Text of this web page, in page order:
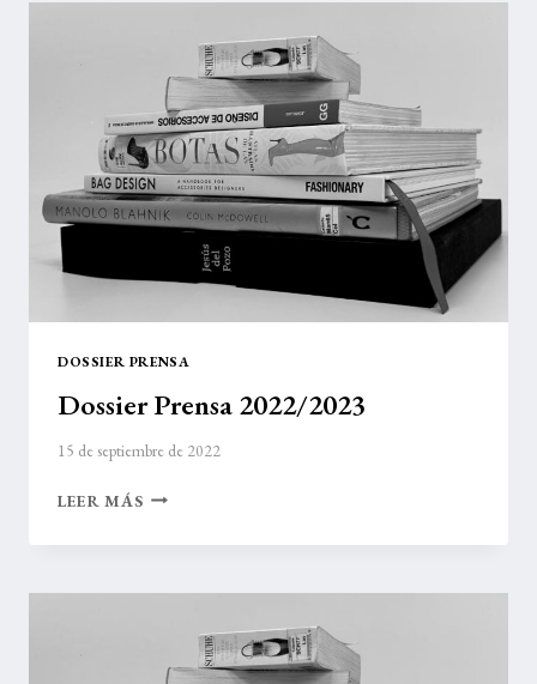
DOSSIER PRENSA
Dossier Prensa 2022/2023
15 de septiembre de 2022
LEER MÁSDOSSIER
2022/2023